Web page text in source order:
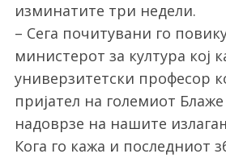
изминатите три недели.
– Сега почитувани го
министерот за култура кој
универзитетски професор
пријател на големиот
надоврзе на нашите
Кога го кажа и последниот